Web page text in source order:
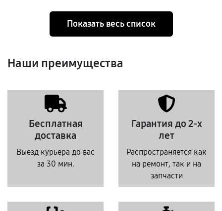
Показать весь список
Наши преимущества
Бесплатная
доставка
Выезд курьера до вас
за 30 мин.
Гарантия до 2-х
лет
Распространяется как
на ремонт, так и на
запчасти